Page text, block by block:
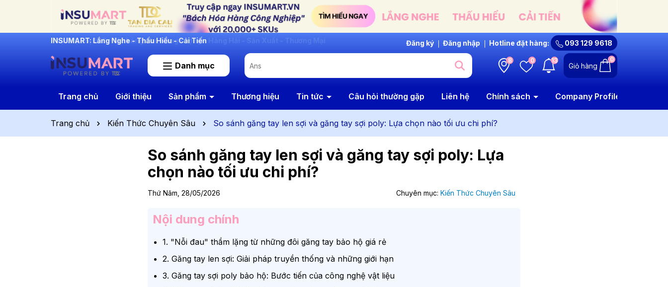
INSUMART: Lắng Nghe - Thấu Hiểu - Cải Tiến Đăng ký Đăng nhập Hotline đặt hàng: 093 129 9618
Danh mục
8 0 13
Giỏ hàng
0
Trang chủ Giới thiệu Sản phẩm Thương hiệu Tin tức Câu hỏi thường gặp Liên hệ Chính sách Company Profile
Trang chủ Kiến Thức Chuyên Sâu So sánh găng tay len sợi và găng tay sợi poly: Lựa chọn nào tối ưu chi phí?
So sánh găng tay len sợi và găng tay sợi poly: Lựa
chọn nào tối ưu chi phí?
Thứ Năm, 28/05/2026 Chuyên mục: Kiến Thức Chuyên Sâu
Nội dung chính
1. "Nỗi đau" thầm lặng từ những đôi găng tay bảo hộ giá rẻ
2. Găng tay len sợi: Giải pháp truyền thống và những giới hạn
3. Găng tay sợi poly bảo hộ: Bước tiến của công nghệ vật liệu